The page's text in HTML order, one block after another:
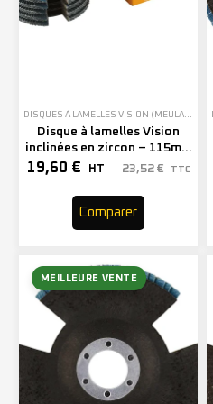
Disque à lamelles Vision
inclinées en zircon – 115mm
– Grain 40 – 211306 (x5)
19,60 € HT 23,52 € TTC
Comparer
MEILLEURE VENTE